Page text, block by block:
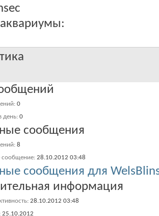
0
день 0
сообщения
8
сообщение 28.10.2012 03:48
сообщения для
информация
28.10.2012 03:48
25.10.2012